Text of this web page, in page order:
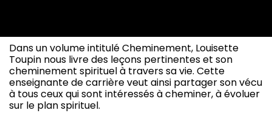
Dans un volume intitulé Cheminement, Louisette
Toupin nous livre des leçons pertinentes et son
cheminement spirituel à travers sa vie. Cette
enseignante de carrière veut ainsi partager son vécu
à tous ceux qui sont intéressés à cheminer, à évoluer
sur le plan spirituel.